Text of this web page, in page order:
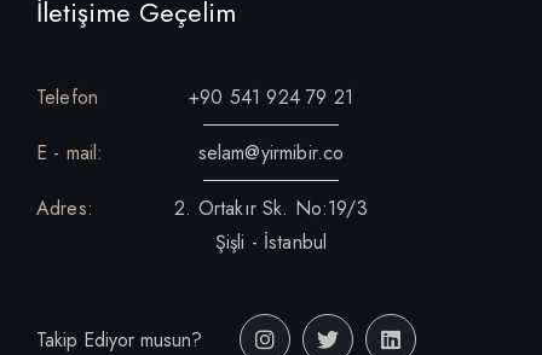
İletişime Geçelim
Telefon
+90 541 924 79 21
E - mail:
selam@yirmibir.co
Adres:
2. Ortakır Sk. No:19/3
Şişli - İstanbul
Takip Ediyor musun?